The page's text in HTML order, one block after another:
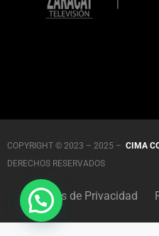
COPYRIGHT © 2023 – 2025 – CIMA
DERECHOS RESERVADOS
Políticas de Privacidad